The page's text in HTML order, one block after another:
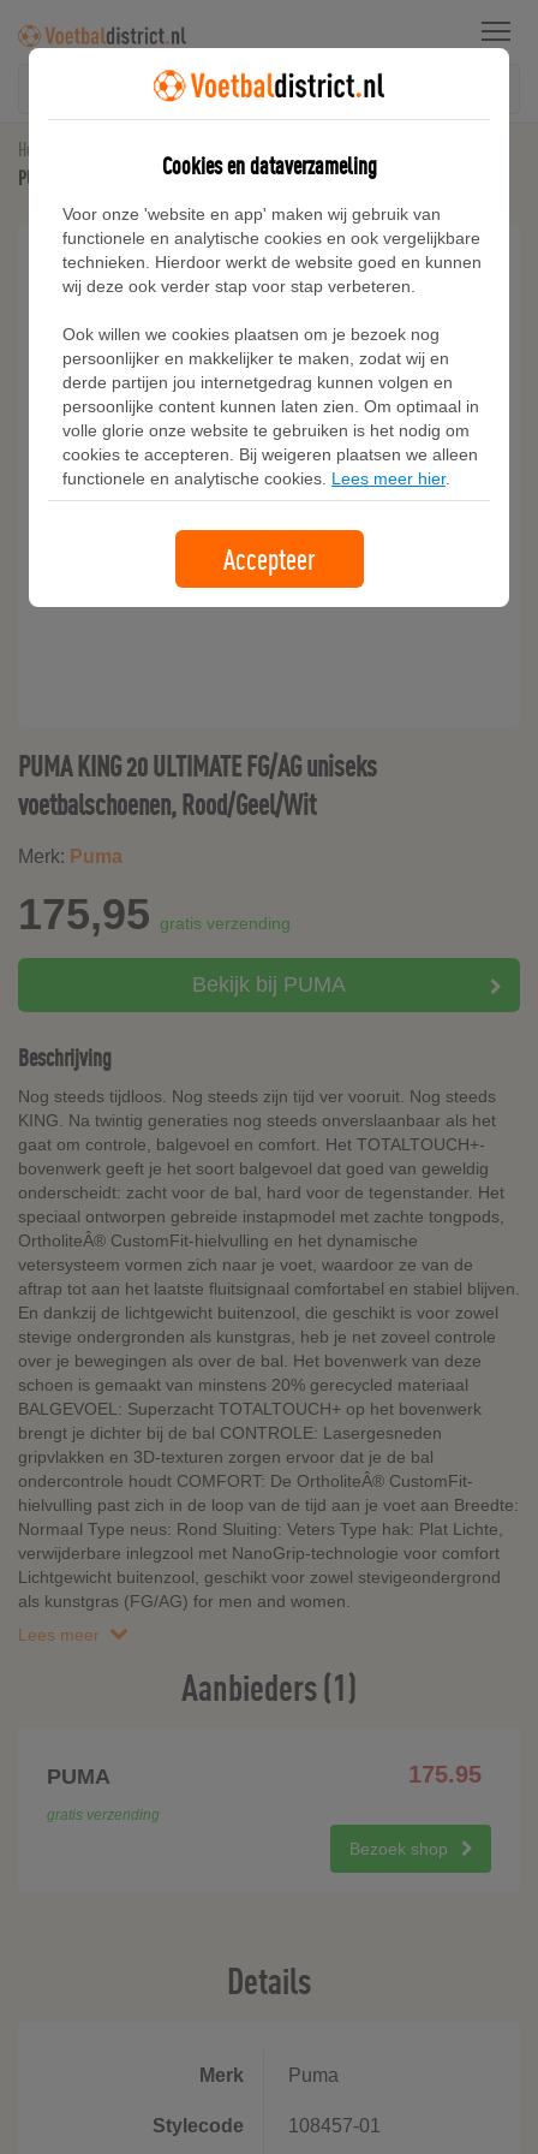
Menu
Home
PUMA KING 20 ULTIMATE FG/AG uniseks voetbalschoenen, Rood/Geel/Wit
PUMA KING 20 ULTIMATE FG/AG uniseks
voetbalschoenen, Rood/Geel/Wit
Merk: Puma
175,95 gratis verzending
Bekijk bij PUMA
Beschrijving
Nog steeds tijdloos. Nog steeds zijn tijd ver vooruit. Nog steeds
KING. Na twintig generaties nog steeds onverslaanbaar als het
gaat om controle, balgevoel en comfort. Het TOTALTOUCH+-
bovenwerk geeft je het soort balgevoel dat goed van geweldig
onderscheidt: zacht voor de bal, hard voor de tegenstander. Het
speciaal ontworpen gebreide instapmodel met zachte tongpods,
OrtholiteÂ® CustomFit-hielvulling en het dynamische
vetersysteem vormen zich naar je voet, waardoor ze van de
aftrap tot aan het laatste fluitsignaal comfortabel en stabiel blijven.
En dankzij de lichtgewicht buitenzool, die geschikt is voor zowel
stevige ondergronden als kunstgras, heb je net zoveel controle
over je bewegingen als over de bal. Het bovenwerk van deze
schoen is gemaakt van minstens 20% gerecycled materiaal
BALGEVOEL: Superzacht TOTALTOUCH+ op het bovenwerk
brengt je dichter bij de bal CONTROLE: Lasergesneden
gripvlakken en 3D-texturen zorgen ervoor dat je de bal
ondercontrole houdt COMFORT: De OrtholiteÂ® CustomFit-
hielvulling past zich in de loop van de tijd aan je voet aan Breedte:
Normaal Type neus: Rond Sluiting: Veters Type hak: Plat Lichte,
verwijderbare inlegzool met NanoGrip-technologie voor comfort
Lichtgewicht buitenzool, geschikt voor zowel stevigeondergrond
als kunstgras (FG/AG) for men and women.
Lees meer
Aanbieders (1)
PUMA 175.95
gratis verzending
Bezoek shop
Details
Merk Puma
Stylecode 108457-01
Cookies en dataverzameling
Voor onze 'website en app' maken wij gebruik van
functionele en analytische cookies en ook vergelijkbare
technieken. Hierdoor werkt de website goed en kunnen
wij deze ook verder stap voor stap verbeteren.
Ook willen we cookies plaatsen om je bezoek nog
persoonlijker en makkelijker te maken, zodat wij en
derde partijen jou internetgedrag kunnen volgen en
persoonlijke content kunnen laten zien. Om optimaal in
volle glorie onze website te gebruiken is het nodig om
cookies te accepteren. Bij weigeren plaatsen we alleen
functionele en analytische cookies. Lees meer hier.
Accepteer